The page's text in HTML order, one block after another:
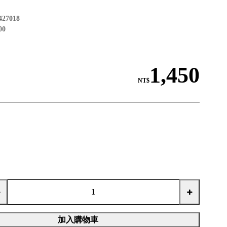
NT$ 1,450
加入購物車